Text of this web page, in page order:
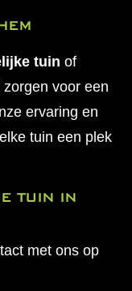
tuin of
voor een
ervaring en
tuin een plek
TUIN IN
met ons op